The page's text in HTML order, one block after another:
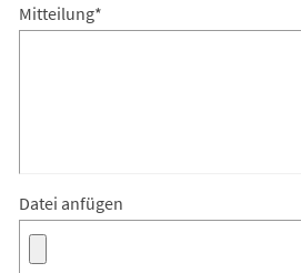
Mitteilung*
Datei anfügen